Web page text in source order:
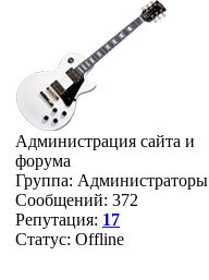
Администрация сайта и
форума
Группа: Администраторы
Сообщений: 372
Репутация: 17
Статус: Offline